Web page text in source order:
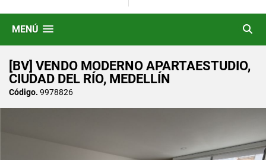
MENÚ
[BV] VENDO MODERNO APARTAESTUDIO,
CIUDAD DEL RÍO, MEDELLÍN
Código. 9978826